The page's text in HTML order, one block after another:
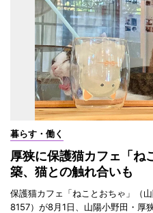
暮らす・働く
厚狭に保護猫カフェ「
築、猫との触れ合いも
保護猫カフェ「ねことおちゃ」（
8157）が8月1日、山陽小野田・厚